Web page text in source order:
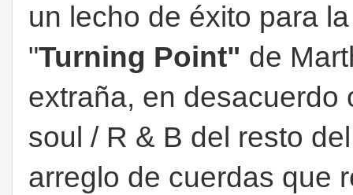
un lecho de éxito para
"Turning Point" de
extraña, en desacuerdo
soul / R & B del resto
arreglo de cuerdas que